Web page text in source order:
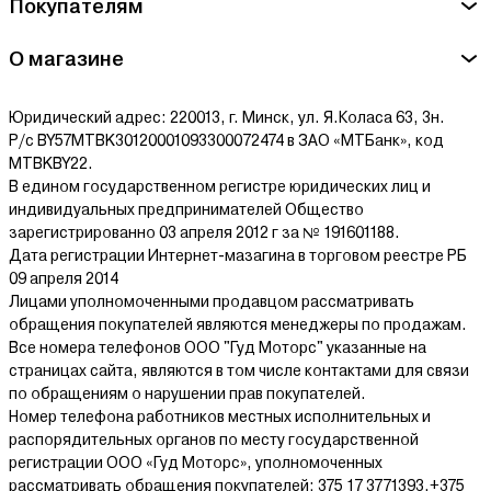
здесь.
Покупателям
О магазине
Юридический адрес: 220013, г. Минск, ул. Я.Коласа 63, 3н.
Р/с BY57MTBK30120001093300072474 в ЗАО «МТБанк», код
MTBKBY22.
В едином государственном регистре юридических лиц и
индивидуальных предпринимателей Общество
зарегистрированно 03 апреля 2012 г за № 191601188.
Дата регистрации Интернет-мазагина в торговом реестре РБ
09 апреля 2014
Лицами уполномоченными продавцом рассматривать
обращения покупателей являются менеджеры по продажам.
Все номера телефонов ООО "Гуд Моторс" указанные на
страницах сайта, являются в том числе контактами для связи
по обращениям о нарушении прав покупателей.
Номер телефона работников местных исполнительных и
распорядительных органов по месту государственной
регистрации ООО «Гуд Моторс», уполномоченных
рассматривать обращения покупателей: 375 17 3771393,+375